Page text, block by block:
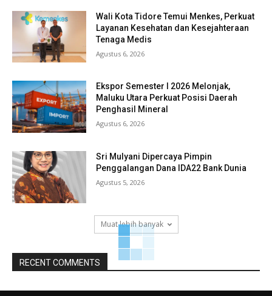
Wali Kota Tidore Temui Menkes, Perkuat
Layanan Kesehatan dan Kesejahteraan
Tenaga Medis
Agustus 6, 2026
Ekspor Semester I 2026 Melonjak,
Maluku Utara Perkuat Posisi Daerah
Penghasil Mineral
Agustus 6, 2026
Sri Mulyani Dipercaya Pimpin
Penggalangan Dana IDA22 Bank Dunia
Agustus 5, 2026
Muat lebih banyak
RECENT COMMENTS